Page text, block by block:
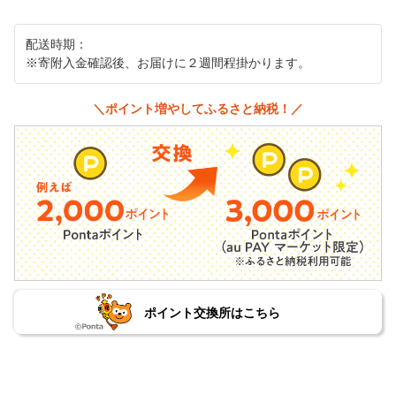
配送時期：
※寄附入金確認後、お届けに２週間程掛かります。
＼ポイント増やしてふるさと納税！／
ポイント交換所はこちら